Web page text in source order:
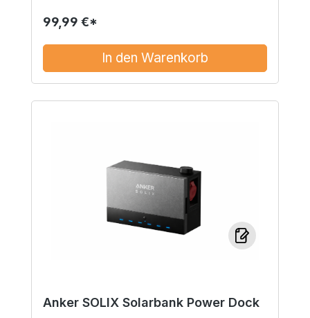
99,99 €*
In den Warenkorb
Anker SOLIX Solarbank Power Dock